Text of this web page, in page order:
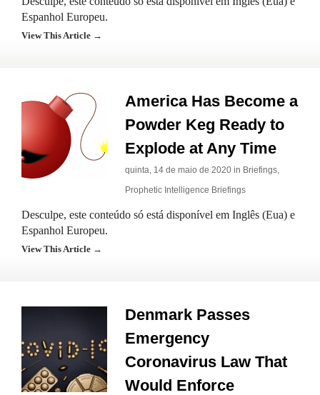
Espanhol Europeu.
View This Article →
America Has Become a
Powder Keg Ready to
Explode at Any Time
quinta, 14 de maio de 2020 in Briefings,
Prophetic Intelligence Briefings
Desculpe, este conteúdo só está disponível em Inglês (Eua) e
Espanhol Europeu.
View This Article →
Denmark Passes
Emergency
Coronavirus Law That
Would Enforce